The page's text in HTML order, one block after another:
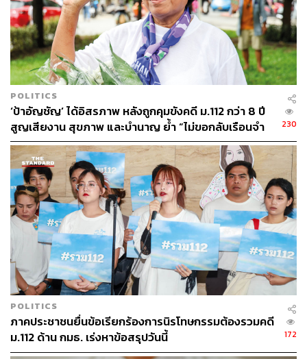
กลุ่มอาการซึ่งเกิดจากการได้รับสารอาหาร หลังจาก
การขาดอาหารเป็นเวลานาน (Refeeding Syndrome)
เป็นผลกระทบต่อมาหลังจากมีการกลับไปรับประทานอาหาร
ซึ่งทําให้เกลือแร่และสารน้ําเข้าสู่เซลล์ของร่างกายอย่าง
รวดเร็ว อาจมีอาการหัวใจเต้นผิดจังหวะ ปอดบวมน้ํา อาการ
ทางระบบประสาท ซึ่งจะส่งผลให้เกิดการเสียชีวิตได้
นอกจากอันตรายที่เกิดกับร่างกาย ยังมีความกังวลด้าน
สุขภาพจิต จากกรณีที่มีการพยายามทําร้ายร่างกายตนเอง
และมีการพยายามฆ่าตัวตาย (Suicidal Attempt) ของผู้
ต้องหาจากกลุ่มทะลุแก๊ซก่อนหน้านี้นั้น สะท้อนให้เห็นถึงผลก
ระทบต่อสภาวะสุขภาพจิตของผู้ต้องหา ทั้งภาวะวิตกกังวล
(Anxiety) และภาวะซึมเศร้า (Depression)
Nurses Connect, หมอไม่ทน และภาคีบุคลากรสาธารณสุข
มีความเชื่อมั่นว่า ภาวะสุขภาพของประชาชนทุกคน ทุก
ชนชั้น ทุกความแตกต่างทางความคิด เป็นเรื่องที่สําคัญยิ่งต่อ
เราในฐานะบุคลากรทางการแพทย์ และถึงแม้ Nurses
Connect, หมอไม่ทน และภาคีบุคลากรสาธารณสุข จะไม่
POLITICS
‘ป้าอัญชัญ’ ได้อิสรภาพ หลังถูกคุมขังคดี ม.112 กว่า 8 ปี
สูญเสียงาน สุขภาพ และบำนาญ ย้ำ “ไม่ขอกลับเรือนจำ
อีก”
230
POLITICS
ภาคประชาชนยื่นข้อเรียกร้องการนิรโทษกรรมต้องรวมคดี
ม.112 ด้าน กมธ. เร่งหาข้อสรุปวันนี้
172